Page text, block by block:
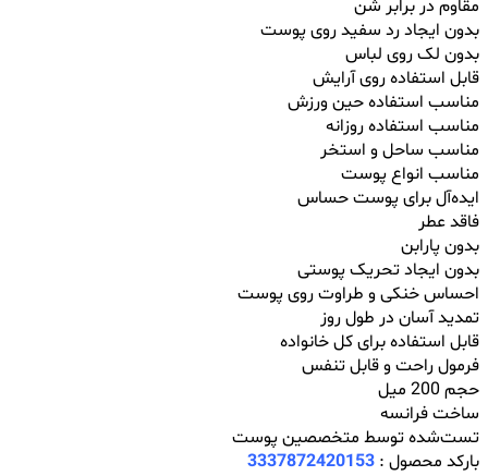
مقاوم در برابر شن
بدون ایجاد رد سفید روی پوست
بدون لک روی لباس
قابل استفاده روی آرایش
مناسب استفاده حین ورزش
مناسب استفاده روزانه
مناسب ساحل و استخر
مناسب انواع پوست
ایده‌آل برای پوست حساس
فاقد عطر
بدون پارابن
بدون ایجاد تحریک پوستی
احساس خنکی و طراوت روی پوست
تمدید آسان در طول روز
قابل استفاده برای کل خانواده
فرمول راحت و قابل تنفس
حجم 200 میل
ساخت فرانسه
تست‌شده توسط متخصصین پوست
بارکد محصول : 3337872420153